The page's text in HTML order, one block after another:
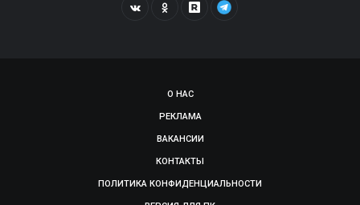
О НАС
РЕКЛАМА
ВАКАНСИИ
КОНТАКТЫ
ПОЛИТИКА КОНФИДЕНЦИАЛЬНОСТИ